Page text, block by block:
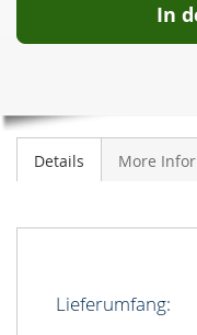
ALL4
(F60)
In
Details More
Lieferumfang: